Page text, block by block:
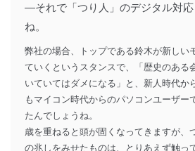
―それで「つり人」のデジタル対
ね。
弊社の場合、トップである鈴木が新しい
ていくというスタンスで、「歴史のある
いていてはダメになる」と、新人時代か
もマイコン時代からのパソコンユーザー
たんでしょうね。
歳を重ねると頭が固くなってきますが、
の兆しをみせたものは、とりあえず触っ